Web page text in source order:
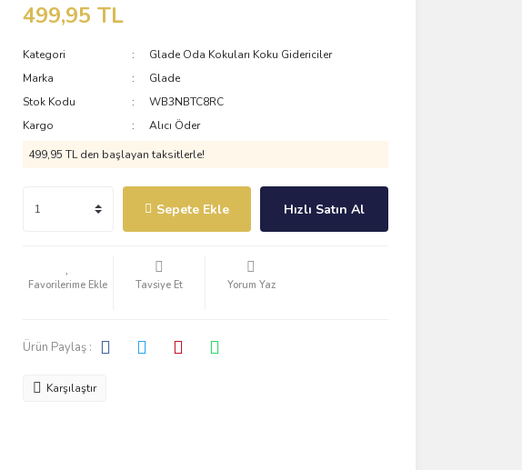
499,95 TL
Kategori
Glade Oda Kokuları Koku Gidericiler
Marka
Glade
Stok Kodu
WB3NBTC8RC
Kargo
Alıcı Öder
499,95 TL den başlayan taksitlerle!
Sepete Ekle Hızlı Satın Al
Tavsiye Et Yorum Yaz
Ürün Paylaş :
Karşılaştır